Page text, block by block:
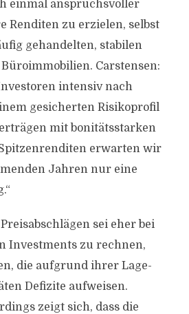
einmal anspruchsvoller
Renditen zu erzielen, selbst
gehandelten, stabilen
Carstensen:
intensiv nach
gesicherten Risikoprofil
mit bonitätsstarken
erwarten wir
Jahren nur eine
sei eher bei
Investments zu rechnen,
die aufgrund ihrer Lage-
Defizite aufweisen.
zeigt sich, dass die